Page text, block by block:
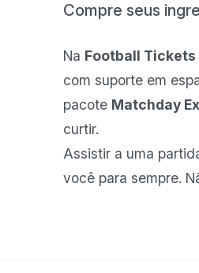
Compre seus
Na Football Tickets
com suporte em
pacote Matchday
curtir.
Assistir a uma
você para sempre.